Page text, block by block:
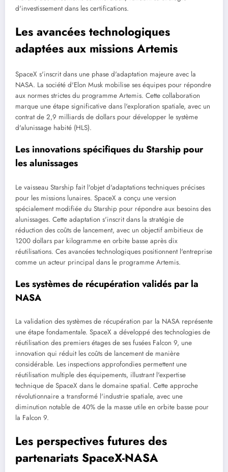
d'investissement dans les certifications.
Les avancées technologiques
adaptées aux missions Artemis
SpaceX s'inscrit dans une phase d'adaptation majeure avec la
NASA. La société d'Elon Musk mobilise ses équipes pour répondre
aux normes strictes du programme Artemis. Cette collaboration
marque une étape significative dans l'exploration spatiale, avec un
contrat de 2,9 milliards de dollars pour développer le système
d'alunissage habité (HLS).
Les innovations spécifiques du Starship pour
les alunissages
Le vaisseau Starship fait l'objet d'adaptations techniques précises
pour les missions lunaires. SpaceX a conçu une version
spécialement modifiée du Starship pour répondre aux besoins des
alunissages. Cette adaptation s'inscrit dans la stratégie de
réduction des coûts de lancement, avec un objectif ambitieux de
1200 dollars par kilogramme en orbite basse après dix
réutilisations. Ces avancées technologiques positionnent l'entreprise
comme un acteur principal dans le programme Artemis.
Les systèmes de récupération validés par la
NASA
La validation des systèmes de récupération par la NASA représente
une étape fondamentale. SpaceX a développé des technologies de
réutilisation des premiers étages de ses fusées Falcon 9, une
innovation qui réduit les coûts de lancement de manière
considérable. Les inspections approfondies permettent une
réutilisation multiple des équipements, illustrant l'expertise
technique de SpaceX dans le domaine spatial. Cette approche
révolutionnaire a transformé l'industrie spatiale, avec une
diminution notable de 40% de la masse utile en orbite basse pour
la Falcon 9.
Les perspectives futures des
partenariats SpaceX-NASA